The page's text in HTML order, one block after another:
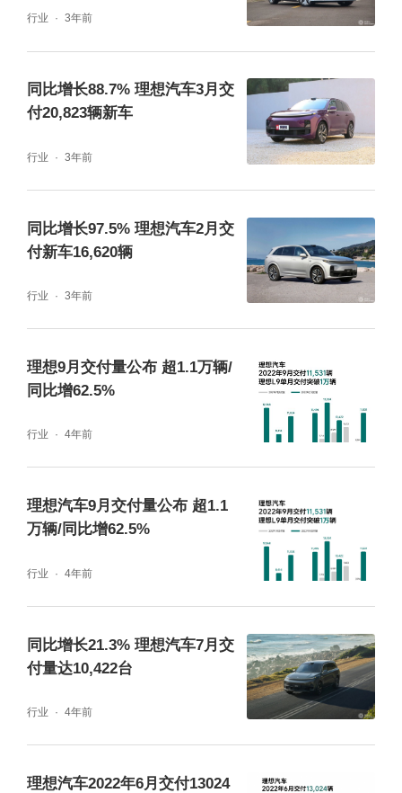
行业 3年前
同比增长88.7% 理想汽车3月交
付20,823辆新车
行业 3年前
同比增长97.5% 理想汽车2月交
付新车16,620辆
行业 3年前
理想9月交付量公布 超1.1万辆/
同比增62.5%
行业 4年前
理想汽车9月交付量公布 超1.1
万辆/同比增62.5%
行业 4年前
同比增长21.3% 理想汽车7月交
付量达10,422台
行业 4年前
理想汽车2022年6月交付13024